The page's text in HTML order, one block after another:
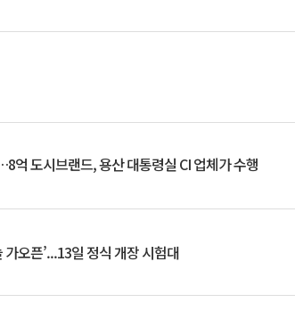
도시브랜드, 용산 대통령실 CI 업체가 수행
오픈’...13일 정식 개장 시험대